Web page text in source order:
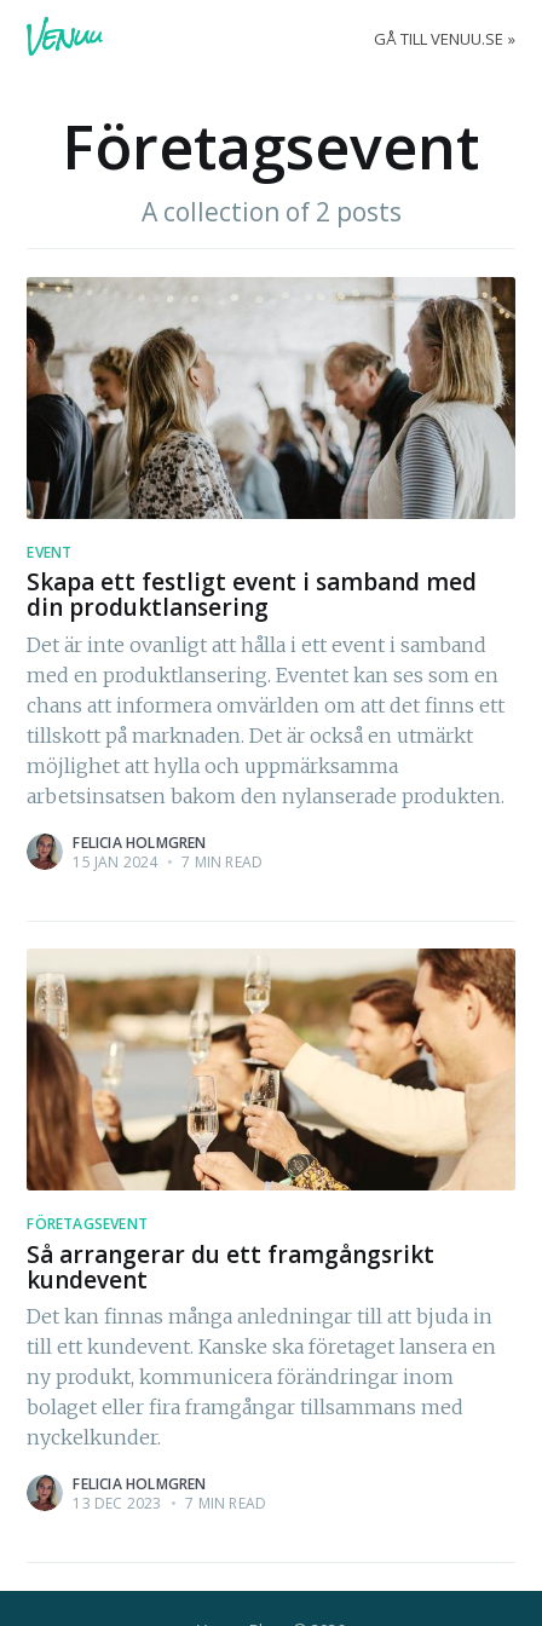
GÅ TILL VENUU.SE
Företagsevent
A collection of 2 posts
EVENT
Skapa ett festligt event i samband med
din produktlansering
Det är inte ovanligt att hålla i ett event i samband
med en produktlansering. Eventet kan ses som en
chans att informera omvärlden om att det finns ett
tillskott på marknaden. Det är också en utmärkt
möjlighet att hylla och uppmärksamma
arbetsinsatsen bakom den nylanserade produkten.
FELICIA HOLMGREN
15 JAN 2024 • 7 MIN READ
FÖRETAGSEVENT
Så arrangerar du ett framgångsrikt
kundevent
Det kan finnas många anledningar till att bjuda in
till ett kundevent. Kanske ska företaget lansera en
ny produkt, kommunicera förändringar inom
bolaget eller fira framgångar tillsammans med
nyckelkunder.
FELICIA HOLMGREN
13 DEC 2023 • 7 MIN READ